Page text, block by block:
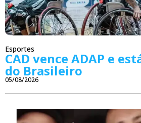
Esportes
CAD vence ADAP e
do Brasileiro
05/08/2026